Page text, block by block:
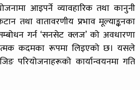
आइपर्ने व्यावहारिक तथा कानुनी
तथा वातावरणीय प्रभाव मूल्याङ्कनका
गर्न ‘सनसेट क्लज’ को अवधारणा
कदमका रूपमा लिइएको छ। यसले
परियोजनाहरूको कार्यान्वयनमा गति